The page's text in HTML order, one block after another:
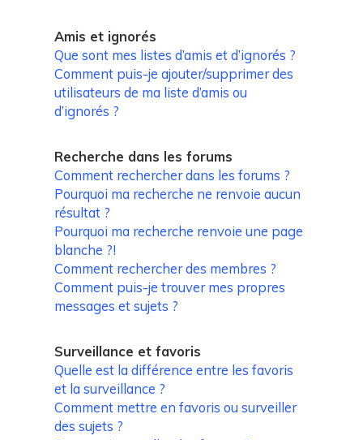
Amis et ignorés
Que sont mes listes d’amis et d’ignorés ?
Comment puis-je ajouter/supprimer des
utilisateurs de ma liste d’amis ou
d’ignorés ?
Recherche dans les forums
Comment rechercher dans les forums ?
Pourquoi ma recherche ne renvoie aucun
résultat ?
Pourquoi ma recherche renvoie une page
blanche ?!
Comment rechercher des membres ?
Comment puis-je trouver mes propres
messages et sujets ?
Surveillance et favoris
Quelle est la différence entre les favoris
et la surveillance ?
Comment mettre en favoris ou surveiller
des sujets ?